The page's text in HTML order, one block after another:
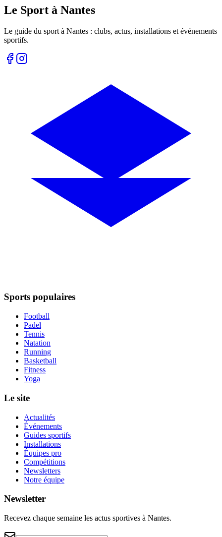
Le Sport à Nantes
Le guide du sport à Nantes : clubs, actus, installations et événements
sportifs.
Sports populaires
Football
Padel
Tennis
Natation
Running
Basketball
Fitness
Yoga
Le site
Actualités
Événements
Guides sportifs
Installations
Équipes pro
Compétitions
Newsletters
Notre équipe
Newsletter
Recevez chaque semaine les actus sportives à Nantes.